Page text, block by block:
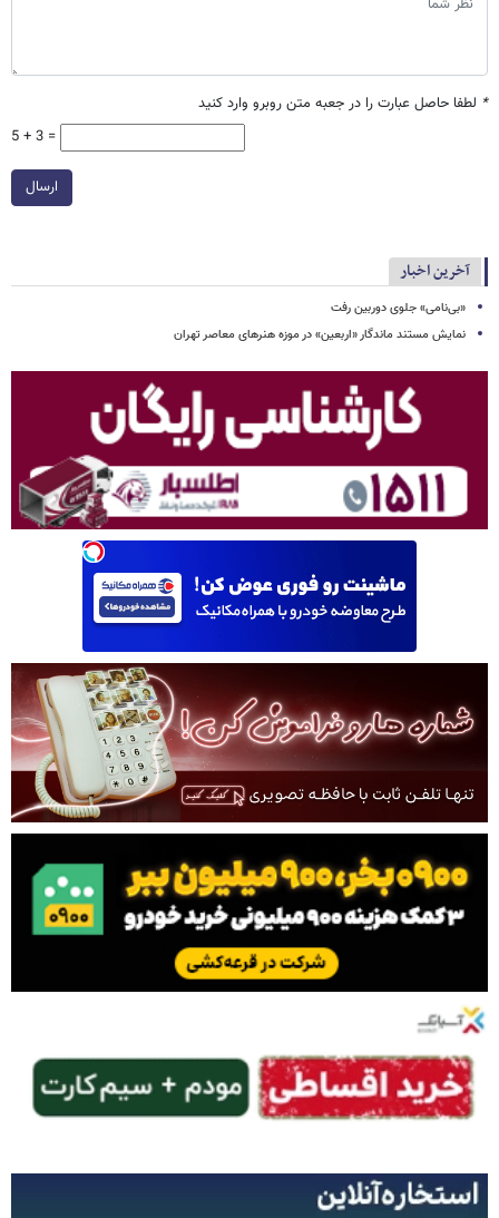
* لطفا حاصل عبارت را در جعبه متن روبرو وارد کنید
5 + 3 =
ارسال
آخرین اخبار
«بی‌نامی» جلوی دوربین رفت
نمایش مستند ماندگار «اربعین» در موزه هنرهای معاصر تهران